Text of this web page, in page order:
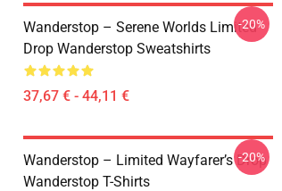
Wanderstop – Serene Worlds Limited
Drop Wanderstop Sweatshirts
37,67 € - 44,11 €
-20%
Wanderstop – Limited Wayfarer’s Drop
Wanderstop T-Shirts
-20%